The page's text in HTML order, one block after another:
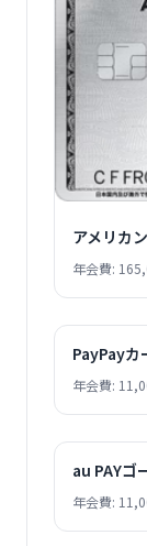
アメリカ
年会費:
PayPayカ
年会費:
au PAYゴ
年会費: